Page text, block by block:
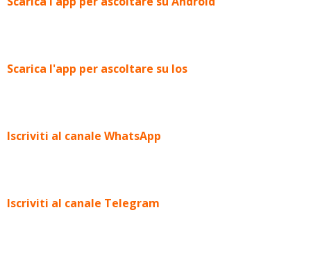
Scarica l'app per ascoltare su Ios
Iscriviti al canale WhatsApp
Iscriviti al canale Telegram